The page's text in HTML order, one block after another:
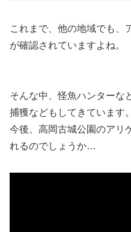
これまで、他の地域でも、
が確認されていますよね。
そんな中、怪魚ハンターな
捕獲などもしてきています。
今後、高岡古城公園のアリ
れるのでしょうか…